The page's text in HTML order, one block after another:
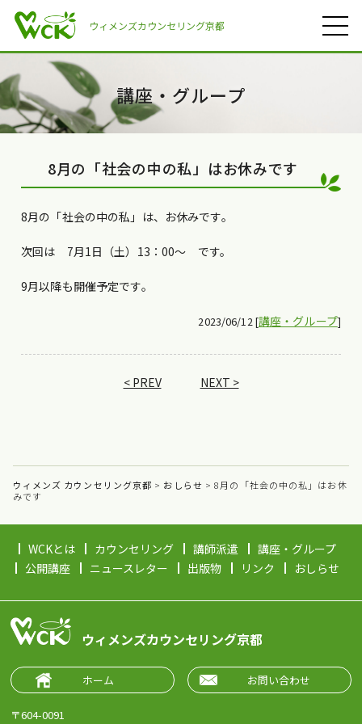
ウィメンズカウンセリング京都
講座・グループ
8月の「社会の中の私」はお休みです
8月の「社会の中の私」は、お休みです。
次回は 7月1日（土）13：00〜 です。
9月以降も開催予定です。
2023/06/12 [講座・グループ]
< PREV NEXT >
ウィメンズ カウンセリング京都 > おしらせ >8月の「社会の中の私」はお休
みです
WCKとは カウンセリング 講師派遣
講座・グループ
公開講座
ニュースレター 出版物 リンク おしらせ
ウィメンズカウンセリング京都
ホーム お問い合わせ
〒604-0091